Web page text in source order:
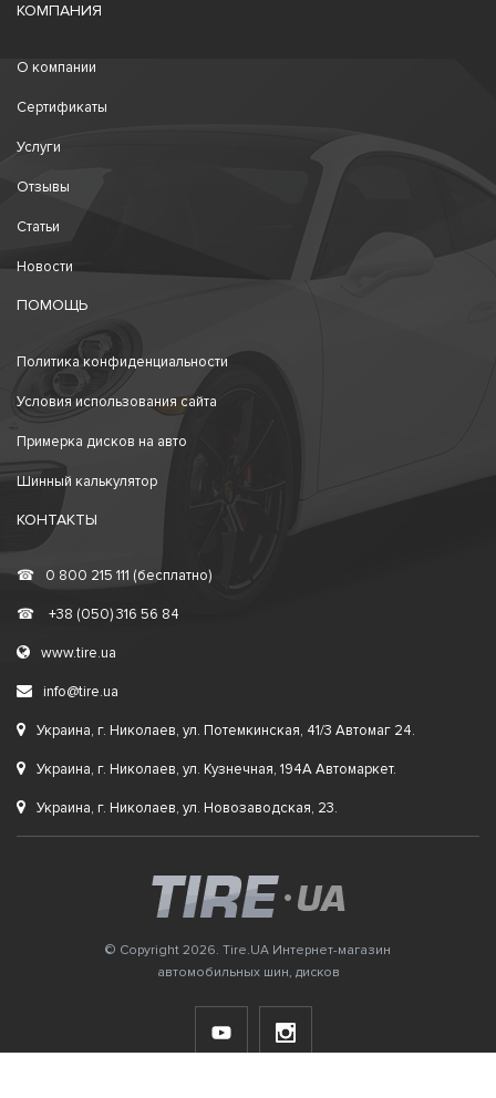
КОМПАНИЯ
О компании
Сертификаты
Услуги
Отзывы
Статьи
Новости
ПОМОЩЬ
Политика конфиденциальности
Условия использования сайта
Примерка дисков на авто
Шинный калькулятор
КОНТАКТЫ
☎ 0 800 215 111 (бесплатно)
☎ +38 (050) 316 56 84
www.tire.ua
info@tire.ua
Украина, г. Николаев, ул. Потемкинская, 41/3 Автомаг 24.
Украина, г. Николаев, ул. Кузнечная, 194А Автомаркет.
Украина, г. Николаев, ул. Новозаводская, 23.
© Copyright 2026. Tire.UA Интернет-магазин
автомобильных шин, дисков